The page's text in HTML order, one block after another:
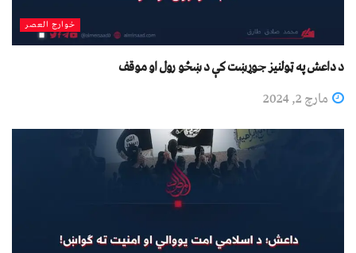
خوارج العصر
د داعش په ټولنیز جوړښت کې د ښځو رول او موقف
مارچ 2, 2024